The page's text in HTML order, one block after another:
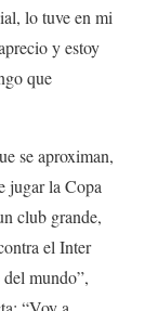
lo tuve en mi
y estoy
que
se aproximan,
jugar la Copa
club grande,
el Inter
mundo”,